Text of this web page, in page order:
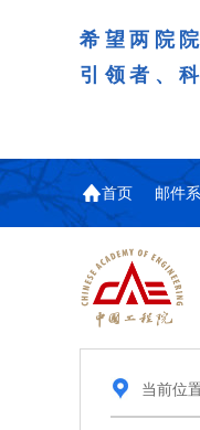
希望两院
引领者、
首页 邮件
当前位